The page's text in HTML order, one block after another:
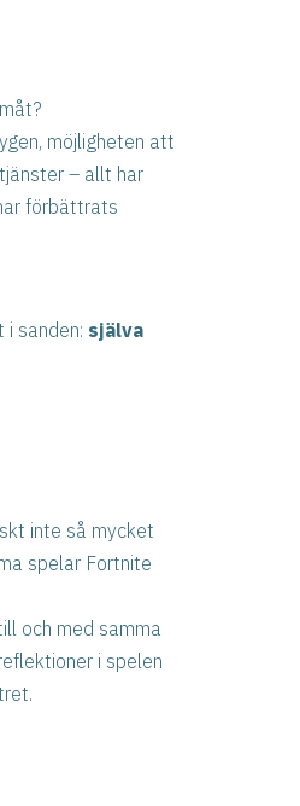
möjligheten att
– allt har
förbättrats
sanden: själva
inte så mycket
spelar Fortnite
och med samma
i spelen